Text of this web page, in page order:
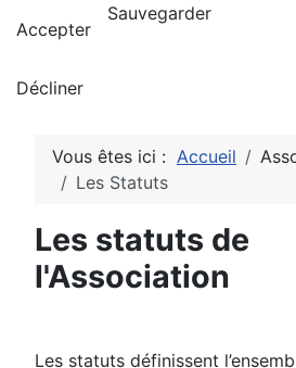
Vous êtes ici : Accueil
Les Statuts
Les statuts de
l'Association
Les statuts définissent
Accepter
Décliner
Sauvegarder